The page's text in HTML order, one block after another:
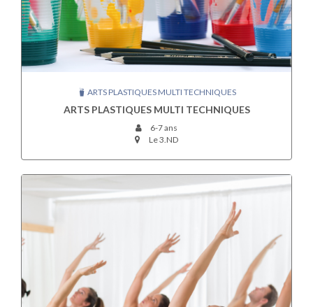
ARTS PLASTIQUES MULTI TECHNIQUES
ARTS PLASTIQUES MULTI TECHNIQUES
6-7 ans
Le 3.ND